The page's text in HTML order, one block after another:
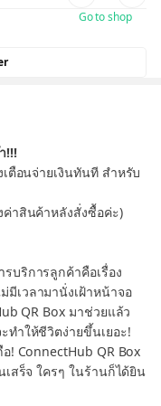
Go to shop
!!!
ตือนจ่ายเงินทันที สำหรับ
ค่าสินค้าหลังสั่งซื้อค่ะ)
บริการลูกค้าคือเรื่อง
เวลามานั่งเฝ้าหน้าจอ
QR Box มาช่วยแล้ว
ทำให้ชีวิตง่ายขึ้นเยอะ!
! ConnectHub QR Box
เสร็จ ใครๆ ในร้านก็ได้ยิน